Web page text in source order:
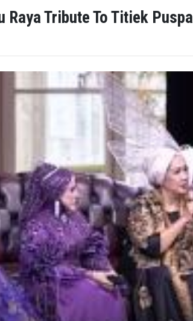
Raya Tribute To Titiek Puspa